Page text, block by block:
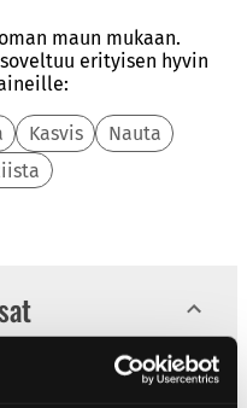
maun mukaan.
erityisen hyvin
Kasvis
Nauta
(13%),
habanero-chili,